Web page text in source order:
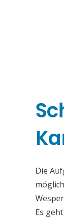
Die
Es